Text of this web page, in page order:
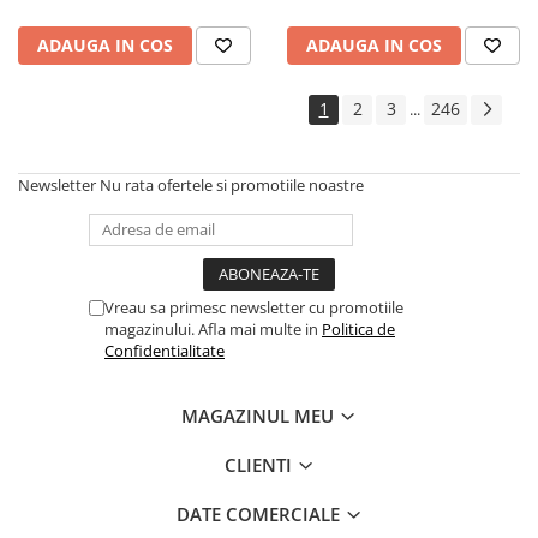
Centrale termice
Cazane de abur
Centrale termice pe combustibil
Accesorii incalzire in pardoseala
Automatizari incalzire in
Colectoare si distribuitoare
Teava incalzire in pardoseala
Purificatoare de aer
ADAUGA IN COS ADAUGA IN COS
1 2 3 ... 246
Newsletter Nu rata ofertele si promotiile noastre
Vreau sa primesc newsletter cu promotiile
magazinului. Afla mai multe in Politica de
Confidentialitate
MAGAZINUL MEU
CLIENTI
DATE COMERCIALE